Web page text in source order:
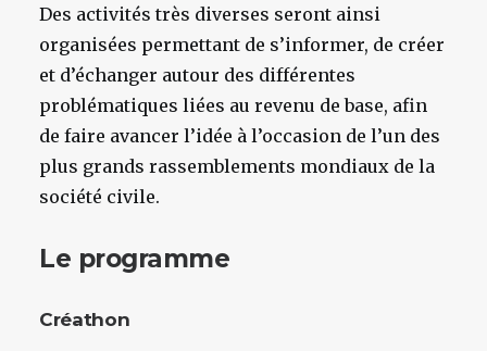
Des activités très diverses seront ainsi
organisées permettant de s’informer, de créer
et d’échanger autour des différentes
problématiques liées au revenu de base, afin
de faire avancer l’idée à l’occasion de l’un des
plus grands rassemblements mondiaux de la
société civile.
Le programme
Créathon